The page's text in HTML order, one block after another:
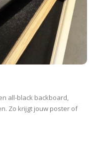
all-black backboard,
Zo krijgt jouw poster of